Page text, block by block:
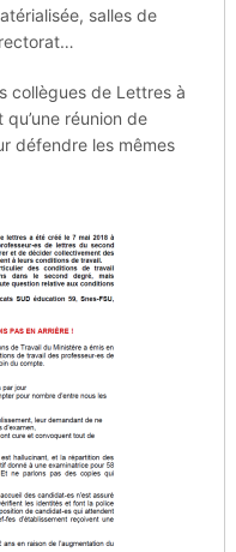
salles de
collègues de Lettres à
réunion de
défendre les mêmes